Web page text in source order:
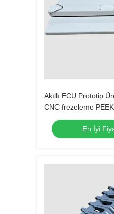
Akıllı ECU Prototip
CNC frezeleme PEEK
En İyi